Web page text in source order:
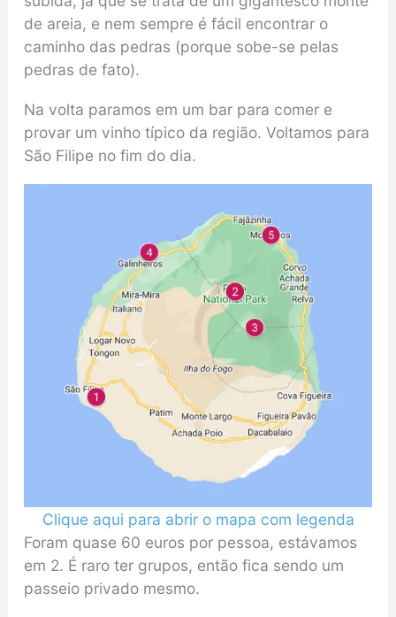
de areia, e nem sempre é fácil encontrar o
caminho das pedras (porque sobe-se pelas
pedras de fato).
Na volta paramos em um bar para comer e
provar um vinho típico da região. Voltamos para
São Filipe no fim do dia.
Clique aqui para abrir o mapa com legenda
Foram quase 60 euros por pessoa, estávamos
em 2. É raro ter grupos, então fica sendo um
passeio privado mesmo.